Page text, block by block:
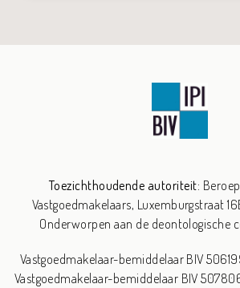
Toezichthoudende autoriteit:
Vastgoedmakelaars, Luxemburgstraat
Onderworpen aan de deontologische
Vastgoedmakelaar-bemiddelaar BIV
Vastgoedmakelaar-bemiddelaar BIV